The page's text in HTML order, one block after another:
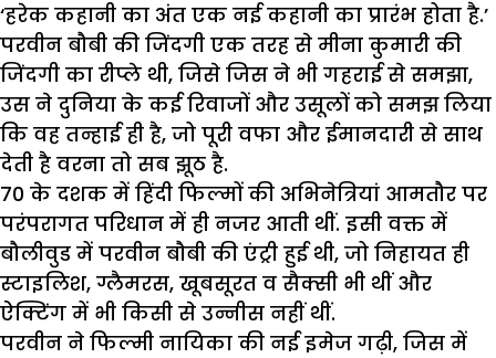
‘हरेक कहानी का अंत एक नई कहानी का प्रारंभ होता है.’
परवीन बौबी की जिंदगी एक तरह से मीना कुमारी की
जिंदगी का रीप्ले थी, जिसे जिस ने भी गहराई से समझा,
उस ने दुनिया के कई रिवाजों और उसूलों को समझ लिया
कि वह तन्हाई ही है, जो पूरी वफा और ईमानदारी से साथ
देती है वरना तो सब झूठ है.
70 के दशक में हिंदी फिल्मों की अभिनेत्रियां आमतौर पर
परंपरागत परिधान में ही नजर आती थीं. इसी वक्त में
बौलीवुड में परवीन बौबी की एंट्री हुई थी, जो निहायत ही
स्टाइलिश, ग्लैमरस, खूबसूरत व सैक्सी भी थीं और
ऐक्टिंग में भी किसी से उन्नीस नहीं थीं.
परवीन ने फिल्मी नायिका की नई इमेज गढ़ी, जिस में